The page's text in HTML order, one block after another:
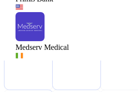
Medserv Medical